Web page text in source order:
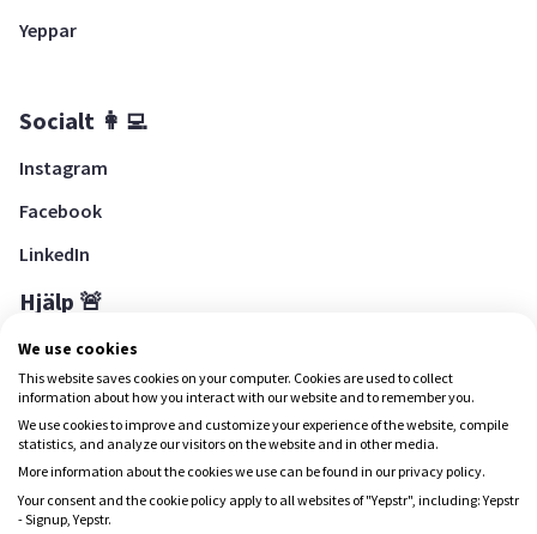
Yeppar
Socialt 👩‍💻
Instagram
Facebook
LinkedIn
Hjälp 🚨
Hjälpcenter
Ladda ned Yepstr
Ladda ned Yepstr
We use cookies
This website saves cookies on your computer. Cookies are used to collect
information about how you interact with our website and to remember you.
We use cookies to improve and customize your experience of the website, compile
statistics, and analyze our visitors on the website and in other media.
More information about the cookies we use can be found in our privacy policy.
Your consent and the cookie policy apply to all websites of "Yepstr", including: Yepstr
- Signup, Yepstr.